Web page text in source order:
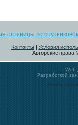
Контакты
Условия
Авторские права
Разработкой
Дизайн,